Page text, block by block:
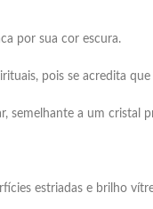
por sua cor escura.
pois se acredita
semelhante a um cristal
estriadas e brilho